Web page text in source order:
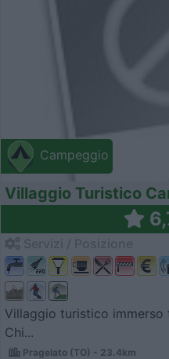
Campeggio
Villaggio Turistico
Villaggio turistico immerso
Chi...
Pragelato (TO) - 23.4km